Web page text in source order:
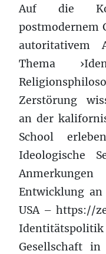
Auf die
postmodernem
autoritativem
Thema
Zerstörung
an der
School
Ideologische
Entwicklung
USA – https://
Gesellschaft in